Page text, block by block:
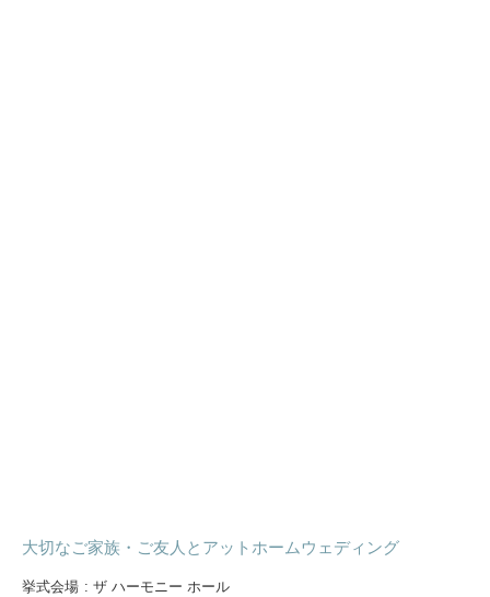
大切なご家族・ご友人とアットホームウェディング
挙式会場 : ザ ハーモニー ホール